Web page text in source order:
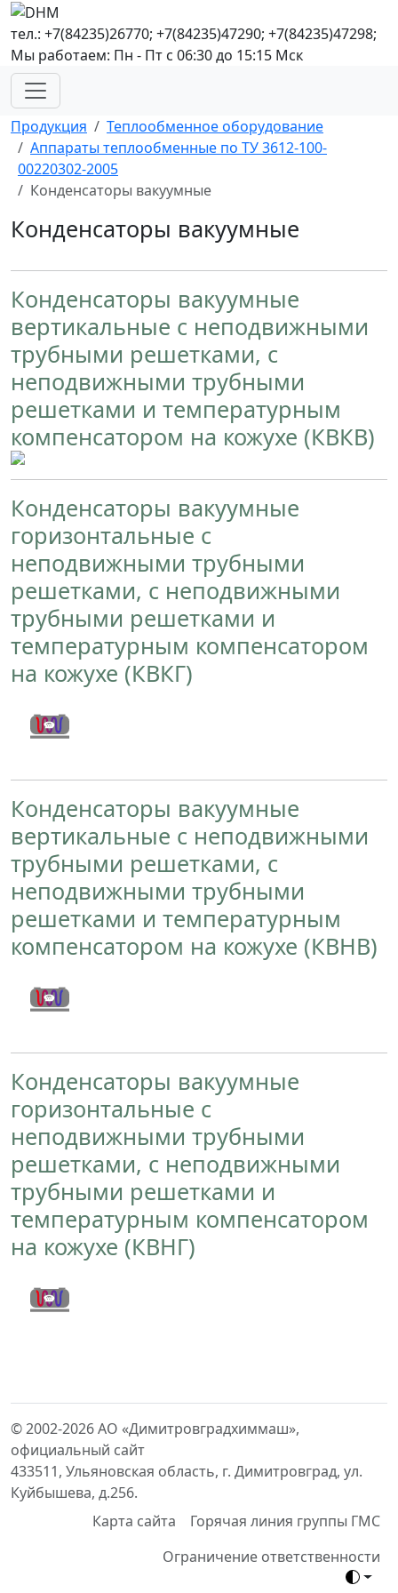
Toggle
тел.: +7(84235)26770; +7(84235)47290; +7(84235)47298;
Мы работаем: Пн - Пт с 06:30 до 15:15 Мск
Продукция
Теплообменное оборудование
Аппараты теплообменные по ТУ 3612-100-
00220302-2005
Конденсаторы вакуумные
Конденсаторы вакуумные
Конденсаторы вакуумные
вертикальные с неподвижными
трубными решетками, с
неподвижными трубными
решетками и температурным
компенсатором на кожухе (КВКВ)
Назад
Конденсаторы вакуумные
горизонтальные с
неподвижными трубными
решетками, с неподвижными
трубными решетками и
температурным компенсатором
на кожухе (КВКГ)
Назад
Конденсаторы вакуумные
вертикальные с неподвижными
трубными решетками, с
неподвижными трубными
решетками и температурным
компенсатором на кожухе (КВНВ)
Назад
Конденсаторы вакуумные
горизонтальные с
неподвижными трубными
решетками, с неподвижными
трубными решетками и
температурным компенсатором
на кожухе (КВНГ)
Назад
© 2002-2026 АО «Димитровградхиммаш»,
официальный сайт
433511, Ульяновская область, г. Димитровград, ул.
Куйбышева, д.256.
Карта сайта
Горячая линия группы ГМС
Ограничение ответственности